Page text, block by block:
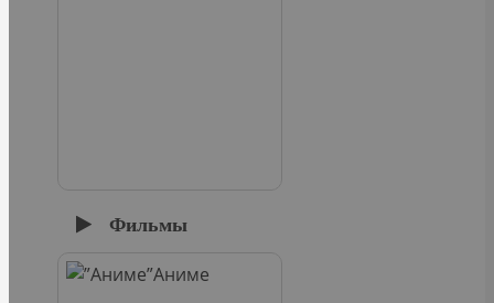
Фильмы
Аниме